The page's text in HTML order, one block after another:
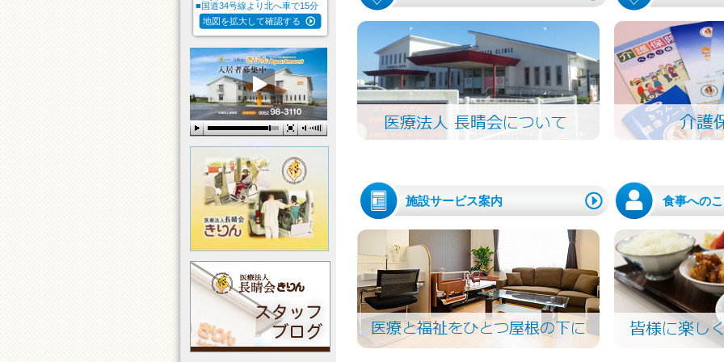
施設サービス案内 食事への
■国道34号線より北へ車で15分
地図を拡大して確認する